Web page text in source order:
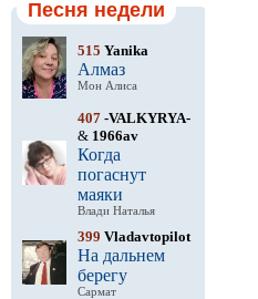
Песня недели
515 Yanika
Алмаз
Мон Алиса
407 -VALKYRYA-
& 1966av
Когда
погаснут
маяки
Влади Наталья
399 Vladavtopilot
На дальнем
берегу
Сармат